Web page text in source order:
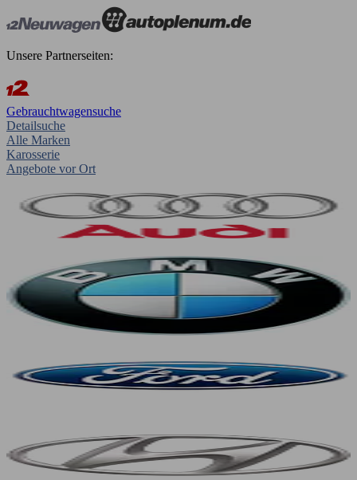
Unsere Partnerseiten:
Gebrauchtwagensuche
Detailsuche
Alle Marken
Karosserie
Angebote vor Ort